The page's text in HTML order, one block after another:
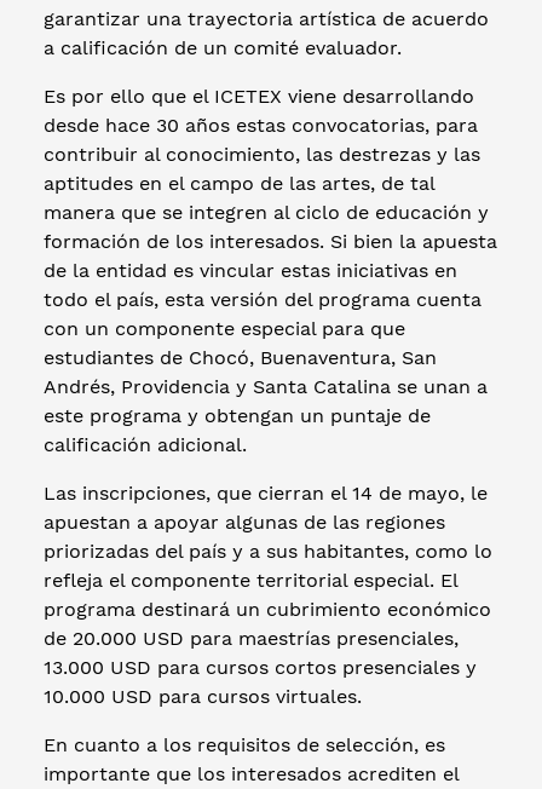
garantizar una trayectoria artística de acuerdo
a calificación de un comité evaluador.
Es por ello que el ICETEX viene desarrollando
desde hace 30 años estas convocatorias, para
contribuir al conocimiento, las destrezas y las
aptitudes en el campo de las artes, de tal
manera que se integren al ciclo de educación y
formación de los interesados. Si bien la apuesta
de la entidad es vincular estas iniciativas en
todo el país, esta versión del programa cuenta
con un componente especial para que
estudiantes de Chocó, Buenaventura, San
Andrés, Providencia y Santa Catalina se unan a
este programa y obtengan un puntaje de
calificación adicional.
Las inscripciones, que cierran el 14 de mayo, le
apuestan a apoyar algunas de las regiones
priorizadas del país y a sus habitantes, como lo
refleja el componente territorial especial. El
programa destinará un cubrimiento económico
de 20.000 USD para maestrías presenciales,
13.000 USD para cursos cortos presenciales y
10.000 USD para cursos virtuales.
En cuanto a los requisitos de selección, es
importante que los interesados acrediten el